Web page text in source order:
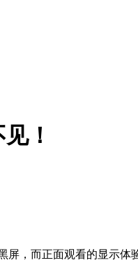
！
，而正面观看的显示体